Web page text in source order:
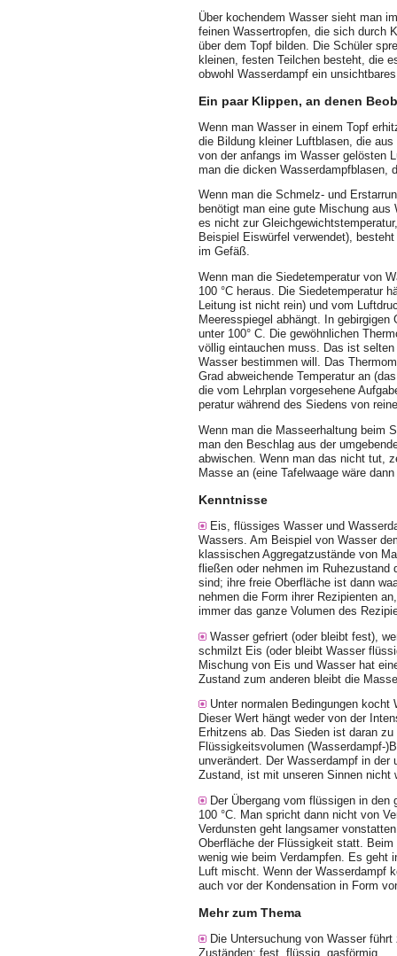
Über kochendem Wasser sieht man
feinen Wassertropfen, die sich durch
über dem Topf bilden. Die Schüler
kleinen, festen Teilchen besteht, die
obwohl Wasserdampf ein
Ein paar Klippen, an denen
Wenn man Wasser in einem Topf
die Bildung kleiner Luftblasen, die
von der anfangs im Wasser gelösten
man die dicken Wasserdampf­bla­sen,
Wenn man die Schmelz- und
benötigt man eine gute Mischung
es nicht zur
Beispiel Eiswürfel verwendet),
im Gefäß.
Wenn man die Siedetemperatur von
100 °C heraus. Die Siedetemperatur
Leitung ist nicht rein) und vom
Meeresspiegel abhängt. In
unter 100° C. Die gewöhnlichen
völlig eintauchen muss. Das ist
Wasser bestimmen will. Das
Grad abweichende Temperatur an
die vom Lehrplan vorgesehene
peratur während des Siedens von
Wenn man die Masseerhaltung beim
man den Beschlag aus der
abwischen. Wenn man das nicht tut,
Masse an (eine Tafelwaage wäre
Kenntnisse
Eis, flüssiges Wasser und
Wassers. Am Beispiel von Wasser
klassischen Aggregatzustände von
fließen oder nehmen im Ruhezustand
sind; ihre freie Oberfläche ist dann
nehmen die Form ihrer Rezipienten
immer das ganze Volumen des
Wasser gefriert (oder bleibt fest),
schmilzt Eis (oder bleibt Wasser
Mischung von Eis und Wasser hat
Zustand zum anderen bleibt die
Unter normalen Bedingungen kocht
Dieser Wert hängt weder von der
Erhitzens ab. Das Sieden ist daran
Flüssigkeitsvolumen (Wasserdampf-
unverändert. Der Wasserdampf in
Zustand, ist mit unseren Sinnen nicht
Der Übergang vom flüssigen in
100 °C. Man spricht dann nicht von
Verdunsten geht langsamer
Oberfläche der Flüssigkeit statt.
wenig wie beim Verdampfen. Es geht
Luft mischt. Wenn der Wasser­dampf
auch vor der Kon­densation in Form
Mehr zum Thema
Die Untersuchung von Wasser
Zuständen: fest, flüssig, gasförmig.